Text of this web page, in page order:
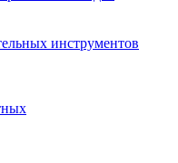
инструментов